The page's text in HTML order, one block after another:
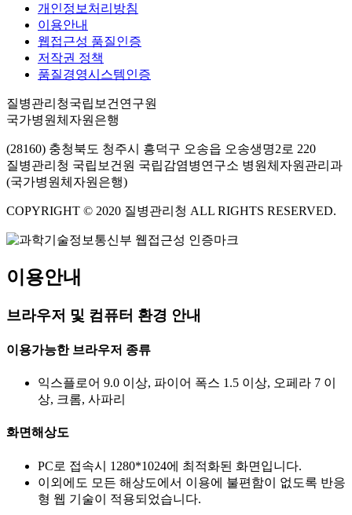
개인정보처리방침
이용안내
웹접근성 품질인증
저작권 정책
품질경영시스템인증
질병관리청국립보건연구원
국가병원체자원은행
(28160) 충청북도 청주시 흥덕구 오송읍 오송생명2로 220
질병관리청 국립보건원 국립감염병연구소 병원체자원관리과
(국가병원체자원은행)
COPYRIGHT © 2020 질병관리청 ALL RIGHTS RESERVED.
이용안내
브라우저 및 컴퓨터 환경 안내
이용가능한 브라우저 종류
익스플로어 9.0 이상, 파이어 폭스 1.5 이상, 오페라 7 이
상, 크롬, 사파리
화면해상도
PC로 접속시 1280*1024에 최적화된 화면입니다.
이외에도 모든 해상도에서 이용에 불편함이 없도록 반응
형 웹 기술이 적용되었습니다.